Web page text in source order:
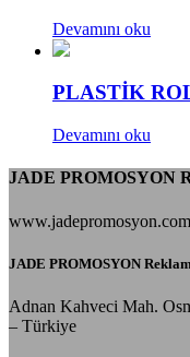
Devamını oku
PLASTİK
Devamını oku
JADE PROMOSYON
JADE PROMOSYON
Adnan Kahveci Mah.
– Türkiye